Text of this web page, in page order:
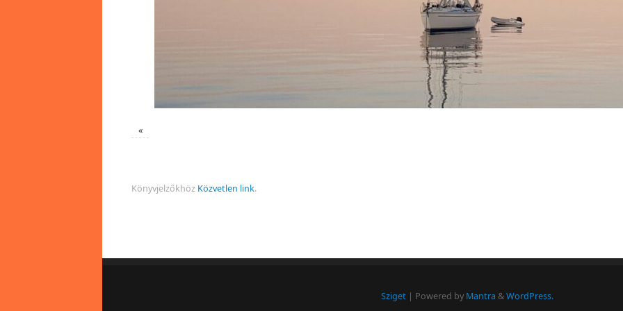
«
Könyvjelzőkhöz Közvetlen link.
Sziget | Powered by Mantra &WordPress.